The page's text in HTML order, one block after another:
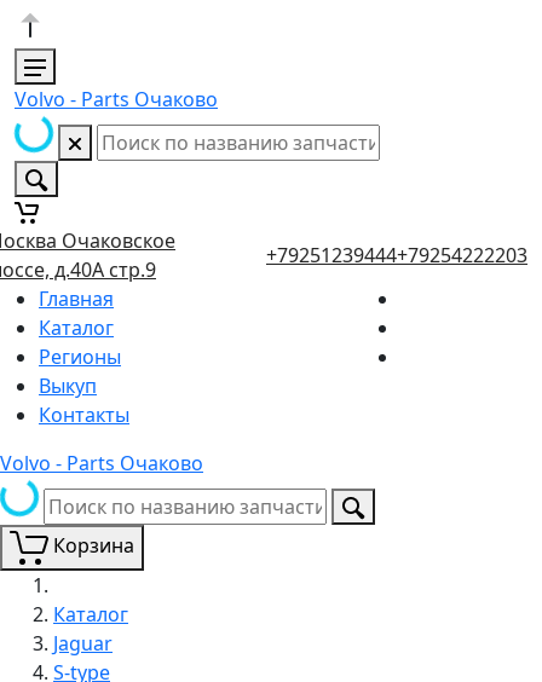
Volvo - Parts Очаково
Очаковское
д.40А стр.9
+79251239444+79254222203
Главная
Каталог
Регионы
Выкуп
Контакты
Volvo - Parts Очаково
Корзина
Каталог
Jaguar
S-type